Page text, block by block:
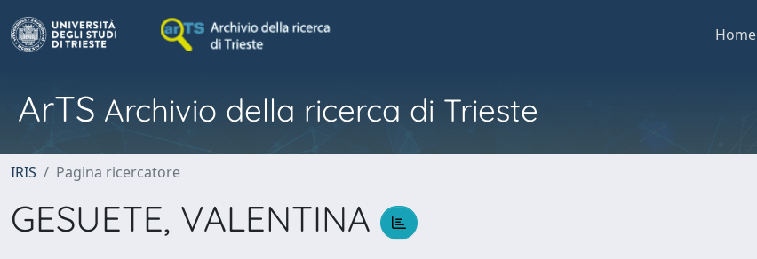
Home
ArTS Archivio della ricerca di Trieste
IRIS Pagina ricercatore
GESUETE, VALENTINA